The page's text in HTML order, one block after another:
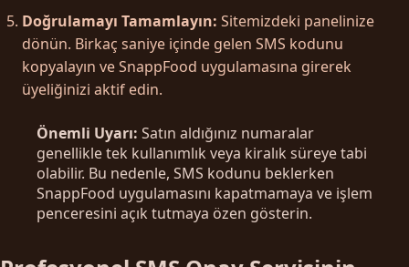
Doğrulamayı Tamamlayın: Sitemizdeki panelinize
dönün. Birkaç saniye içinde gelen SMS kodunu
kopyalayın ve SnappFood uygulamasına girerek
üyeliğinizi aktif edin.
Önemli Uyarı: Satın aldığınız numaralar
genellikle tek kullanımlık veya kiralık süreye tabi
olabilir. Bu nedenle, SMS kodunu beklerken
SnappFood uygulamasını kapatmamaya ve işlem
penceresini açık tutmaya özen gösterin.